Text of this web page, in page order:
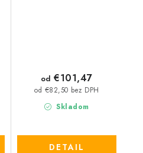
Skladom
od €82,50 bez DPH
od €101,47
DETAIL